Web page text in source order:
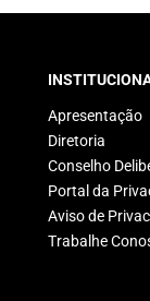
Apresentação
Diretoria
Conselho
Portal da
Aviso de
Trabalhe